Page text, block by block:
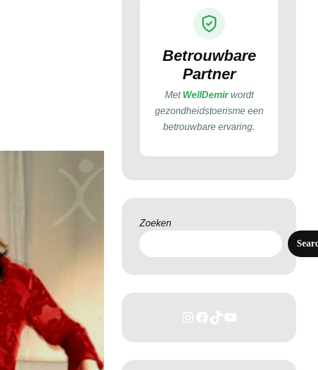
Betrouwbare
Partner
Met WellDemirwordt
gezondheidstoerisme een
betrouwbare ervaring.
Zoeken